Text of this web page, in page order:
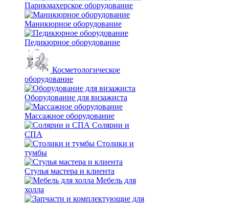
Парикмахерское оборудование
Маникюрное оборудование
Педикюрное оборудование
Косметологическое
оборудование
Оборудование для визажиста
Массажное оборудование
Солярии и
СПА
Столики и
тумбы
Стулья мастера и клиента
Мебель для
холла